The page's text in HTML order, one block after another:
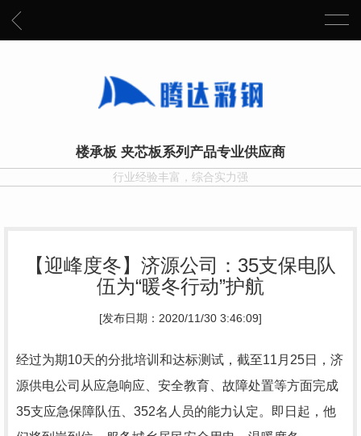
楼承板 夹芯板系列产品专业供应商
行业经验丰富，综合实力强
【迎峰度冬】济源公司：35支保电队
伍为“暖冬行动”护航
[发布日期：2020/11/30 3:46:09]
经过为期10天的分批培训和达标测试，截至11月25日，济
源供电公司从应急响应、安全教育、故障处置等方面完成
35支应急保障队伍、352名人员的能力认定。即日起，他